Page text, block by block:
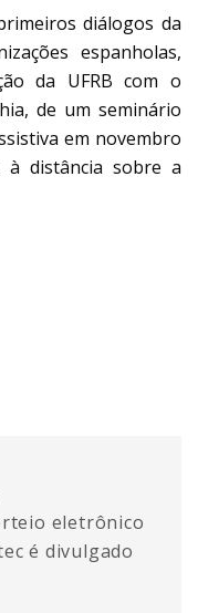
diálogos da
espanholas,
da UFRB com o
de um seminário
em novembro
à distância sobre a
eletrônico
é divulgado